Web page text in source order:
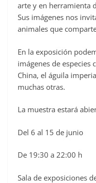
arte y en herramienta
Sus imágenes nos
animales que
En la exposición
imágenes de especies
China, el águila
muchas otras.
La muestra estará
Del 6 al 15 de junio
De 19:30 a 22:00 h
Sala de exposiciones